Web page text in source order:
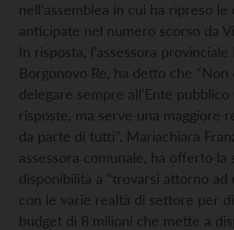
nell'assemblea in cui ha ripreso le
anticipate nel numero scorso da
In risposta, l’assessora provinciale
Borgonovo Re, ha detto che “Non
delegare sempre all’Ente
risposte, ma serve una maggiore
da parte di tutti”. Mariachiara
assessora comunale, ha offerto la
disponibilità a “trovarsi attorno ad
con le varie realtà di settore per
budget di 8 milioni che mette a